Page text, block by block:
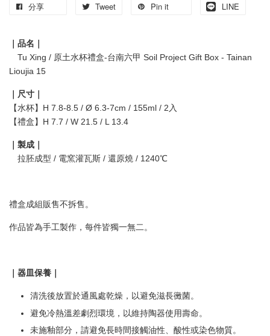
分享 Tweet Pin it LINE
｜品名｜
Tu Xing / 原土水杯禮盒-台南六甲 Soil Project Gift Box - Tainan
Lioujia 15
｜尺寸｜
【水杯】H 7.8-8.5 / Ø 6.3-7cm / 155ml / 2入
【禮盒】H 7.7 / W 21.5 / L 13.4
｜製成｜
拉胚成型 / 電窯灌瓦斯 / 還原燒 / 1240℃
禮盒成組販售不拆售。
作品皆為手工製作，每件皆獨一無二。
｜器皿保養｜
清洗後放置於通風處乾燥，以避免滋長黴菌。
避免冷熱溫差劇烈環境，以維持陶器使用壽命。
未施釉部分，請避免長時間接觸油性、酸性或染色物質。